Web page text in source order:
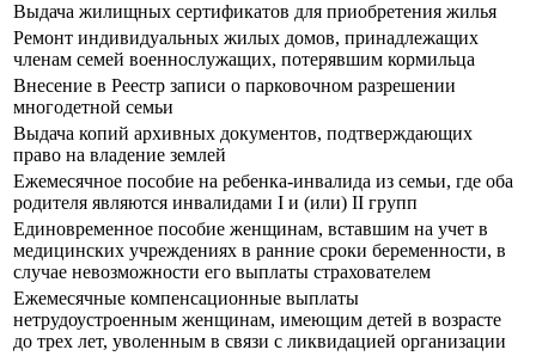
Выдача жилищных сертификатов для приобретения жилья
Ремонт индивидуальных жилых домов, принадлежащих
членам семей военнослужащих, потерявшим кормильца
Внесение в Реестр записи о парковочном разрешении
многодетной семьи
Выдача копий архивных документов, подтверждающих
право на владение землей
Ежемесячное пособие на ребенка-инвалида из семьи, где оба
родителя являются инвалидами I и (или) II групп
Единовременное пособие женщинам, вставшим на учет в
медицинских учреждениях в ранние сроки беременности, в
случае невозможности его выплаты страхователем
Ежемесячные компенсационные выплаты
нетрудоустроенным женщинам, имеющим детей в возрасте
до трех лет, уволенным в связи с ликвидацией организации